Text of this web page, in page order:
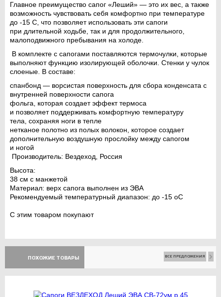
Главное преимущество сапог «Леший» — это их вес, а также
возможность чувствовать себя комфортно при температуре
до -15 С, что позволяет использовать эти сапоги
при длительной ходьбе, так и для продолжительного,
малоподвижного пребывания на холоде.
В комплекте с сапогами поставляются термочулки, которые
выполняют функцию изолирующей оболочки. Стенки у чулок
слоеные. В составе:
спанбонд — ворсистая поверхность для сбора конденсата с
внутренней поверхности сапога
фольга, которая создает эффект термоса
и позволяет поддерживать комфортную температуру
тела, сохраняя ноги в тепле
нетканое полотно из полых волокон, которое создает
дополнительную воздушную прослойку между сапогом
и ногой
Производитель: Вездеход, Россия
Высота:
38 см с манжетой
Материал: верх сапога выполнен из ЭВА
Рекомендуемый температурный диапазон: до -15 оС
С этим товаром покупают
ПОХОЖИЕ ТОВАРЫ ВСЕ ПРЕДЛОЖЕНИЯ